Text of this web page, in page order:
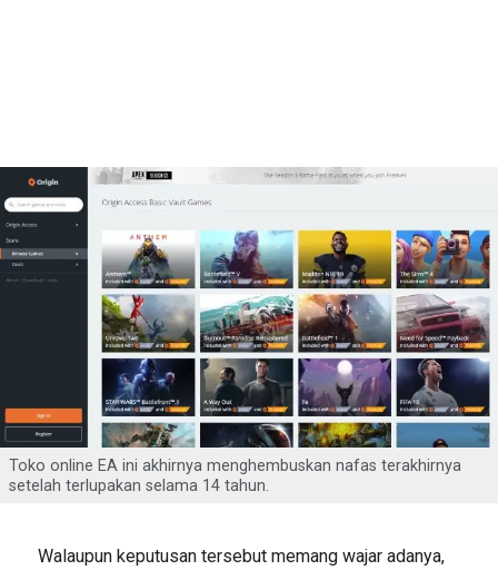
Toko online EA ini akhirnya menghembuskan nafas terakhirnya
setelah terlupakan selama 14 tahun.
Walaupun keputusan tersebut memang wajar adanya,